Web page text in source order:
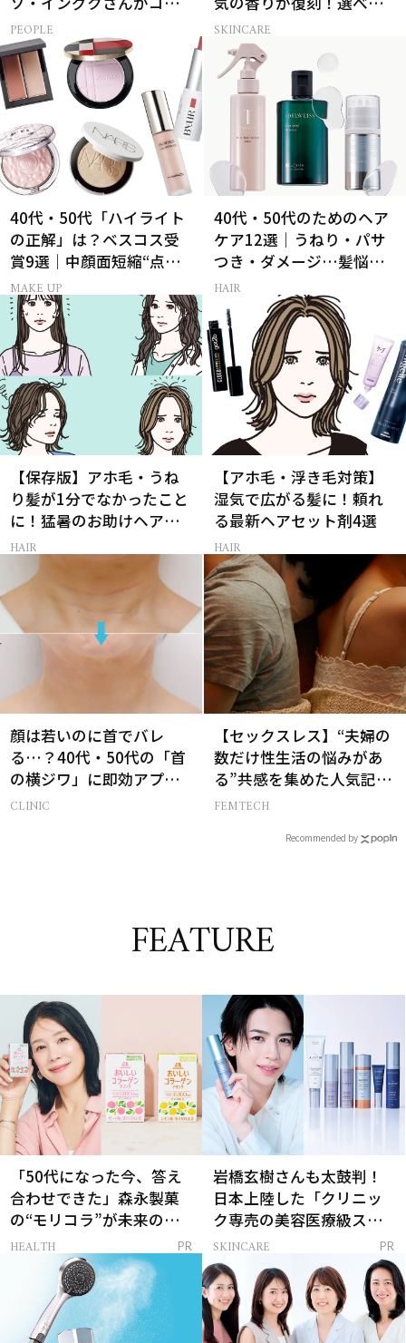
コツ頑張れる原動力とは
PEOPLE
コフレが楽しい♡
SKINCARE
40代・50代「ハイライト
の正解」は？ベスコス受
賞9選｜中顔面短縮“点置
き”メイク法も
MAKE UP
40代・50代のためのヘア
ケア12選｜うねり・パサ
つき・ダメージ…髪悩み
から選ぶベスコス受賞コ
スメ
HAIR
【保存版】アホ毛・うね
り髪が1分でなかったこと
に！猛暑のお助けヘアア
イテム16選
HAIR
【アホ毛・浮き毛対策】
湿気で広がる髪に！頼れ
る最新ヘアセット剤4選
HAIR
顔は若いのに首でバレ
る…？40代・50代の「首
の横ジワ」に即効アプロ
ーチする最新美容医療と
CLINIC
【セックスレス】“夫婦の
数だけ性生活の悩みがあ
る”共感を集めた人気記事
10選
FEMTECH
Recommended by
FEATURE
「50代になった今、答え
合わせできた」森永製菓
の“モリコラ”が未来のキ
レイを連れてくる！
HEALTH PR
岩橋玄樹さんも太鼓判！
日本上陸した「クリニッ
ク専売の美容医療級スキ
ンケア」
SKINCARE PR